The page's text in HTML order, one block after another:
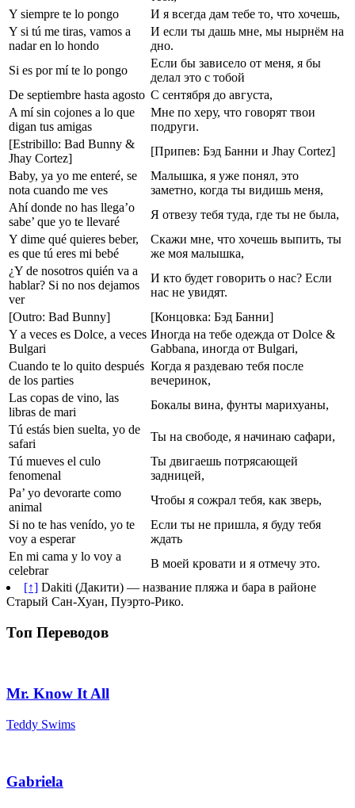
Y siempre te lo pongo
И я всегда дам тебе то, что хочешь,
Y si tú me tiras, vamos a
nadar en lo hondo
И если ты дашь мне, мы нырнём на
дно.
Si es por mí te lo pongo
Если бы зависело от меня, я бы
делал это с тобой
De septiembre hasta agosto С сентября до августа,
A mí sin cojones a lo que
digan tus amigas
Мне по херу, что говорят твои
подруги.
[Estribillo: Bad Bunny &
Jhay Cortez]
[Припев: Бэд Банни и Jhay Cortez]
Baby, ya yo me enteré, se
nota cuando me ves
Малышка, я уже понял, это
заметно, когда ты видишь меня,
Ahí donde no has llega’o
sabe’ que yo te llevaré
Я отвезу тебя туда, где ты не была,
Y dime qué quieres beber,
es que tú eres mi bebé
Скажи мне, что хочешь выпить, ты
же моя малышка,
¿Y de nosotros quién va a
hablar? Si no nos dejamos
ver
И кто будет говорить о нас? Если
нас не увидят.
[Outro: Bad Bunny]
[Концовка: Бэд Банни]
Y a veces es Dolce, a veces
Bulgari
Иногда на тебе одежда от Dolce &
Gabbana, иногда от Bulgari,
Cuando te lo quito después
de los parties
Когда я раздеваю тебя после
вечеринок,
Las copas de vino, las
libras de mari
Бокалы вина, фунты марихуаны,
Tú estás bien suelta, yo de
safari
Ты на свободе, я начинаю сафари,
Tú mueves el culo
fenomenal
Ты двигаешь потрясающей
задницей,
Pa’ yo devorarte como
animal
Чтобы я сожрал тебя, как зверь,
Si no te has venído, yo te
voy a esperar
Если ты не пришла, я буду тебя
ждать
En mi cama y lo voy a
celebrar
В моей кровати и я отмечу это.
[↑] Dakiti (Дакити) — название пляжа и бара в районе
Старый Сан-Хуан, Пуэрто-Рико.
Топ Переводов
Mr. Know It All
Teddy Swims
Gabriela